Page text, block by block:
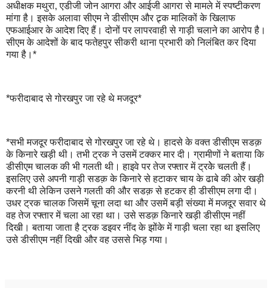
अधीक्षक मथुरा, एडीजी जोन आगरा और आईजी आगरा से मामले में स्पष्टीकरण
मांगा है। इसके अलावा सीएम ने डीसीएम और ट्र्क मालिकों के खिलाफ
एफआईआर के आदेश दिए हैं। दोनों पर लापरवाही से गाड़ी चलाने का आरोप है।
सीएम के आदेशों के बाद फतेहपुर सीकरी थाना प्रभारी को निलंबित कर दिया
गया है।*
*फरीदाबाद से गोरखपुर जा रहे थे मजदूर*
*सभी मजदूर फरीदाबाद से गोरखपुर जा रहे थे। हादसे के वक्त डीसीएम सडक़
के किनारे खड़ी थी। तभी ट्रक ने उसमें टक्कर मार दी। ग्रामीणों ने बताया कि
डीसीएम चालक की भी गलती थी। हाइवे पर तेज रफ्तार में ट्रकेे चलती हैं।
इसलिए उसे अपनी गाड़ी सडक़ के किनारे से हटाकर चाय के ढाबे की ओर खड़ी
करनी थी लेकिन उसने गलती की और सडक़ से हटकर ही डीसीएम लगा दी।
उधर ट्रक चालक जिसमें चूना लदा था और उसमें बड़ी संख्या में मजदूर सवार थे
वह तेज रफ्तार में चला आ रहा था। उसे सडक़ किनारे खड़ी डीसीएम नहीं
दिखी। बताया जाता है ट्रक डइवर नींद के झोंके में गाड़ी चला रहा था इसलिए
उसे डीसीएम नहीं दिखी और वह उससे भिड़ गया।